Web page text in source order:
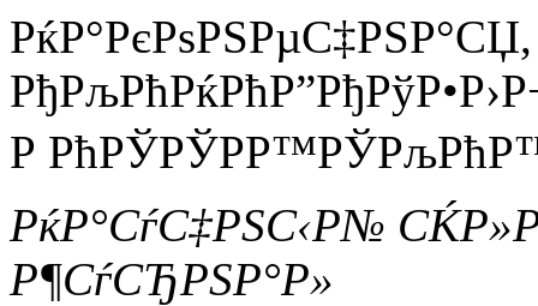
Р РћРЎРЎРР™РЎРљРћР™
РќР°СѓС‡РЅС‹Р№
Р¶СѓСЂРЅР°Р»